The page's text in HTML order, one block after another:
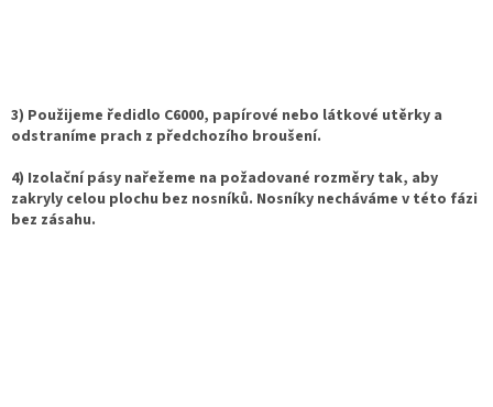
3) Použijeme ředidlo C6000, papírové nebo látkové utěrky a
odstraníme prach z předchozího broušení.
4) Izolační pásy nařežeme na požadované rozměry tak, aby
zakryly celou plochu bez nosníků. Nosníky necháváme v této fázi
bez zásahu.